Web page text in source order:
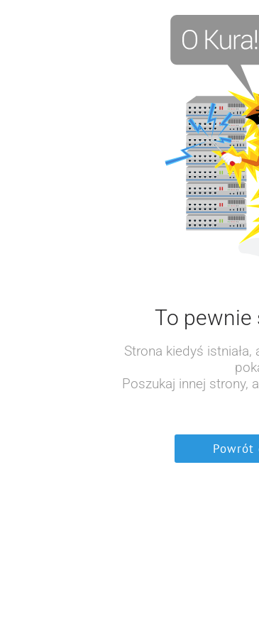
To pewnie
Strona kiedyś istniała,
Poszukaj innej strony,
Powrót